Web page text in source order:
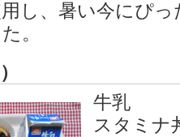
し、暑い今にぴ
。
牛乳
スタミナ